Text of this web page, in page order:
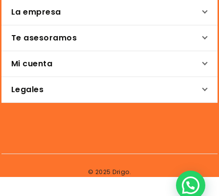
La empresa
Te asesoramos
Mi cuenta
Legales
© 2025 Drigo.